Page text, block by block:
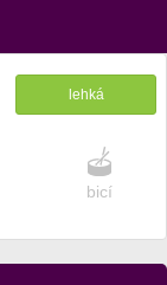
lehká
bicí